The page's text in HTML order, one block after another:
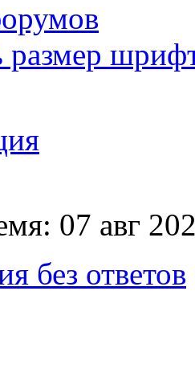
размер
07 авг
без ответов